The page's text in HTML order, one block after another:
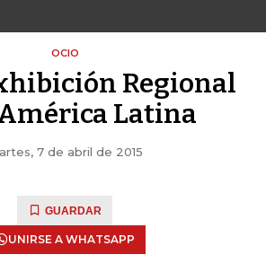
OCIO
Regional
Latina
7 de abril de 2015
GUARDAR
UNIRSE A WHATSAPP